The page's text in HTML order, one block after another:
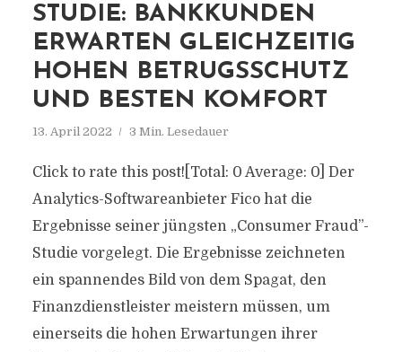
STUDIE: BANKKUNDEN
ERWARTEN GLEICHZEITIG
HOHEN BETRUGSSCHUTZ
UND BESTEN KOMFORT
13. April 2022 3 Min. Lesedauer
Click to rate this post![Total: 0 Average: 0] Der
Analytics-Softwareanbieter Fico hat die
Ergebnisse seiner jüngsten „Consumer Fraud”-
Studie vorgelegt. Die Ergebnisse zeichneten
ein spannendes Bild von dem Spagat, den
Finanzdienstleister meistern müssen, um
einerseits die hohen Erwartungen ihrer